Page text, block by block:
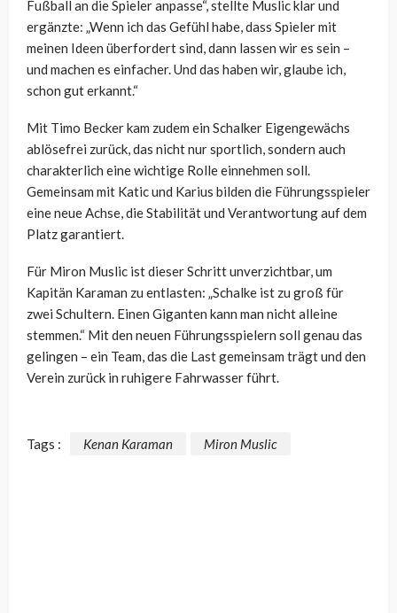
Fußball an die Spieler anpasse“, stellte Muslic klar und
ergänzte: „Wenn ich das Gefühl habe, dass Spieler mit
meinen Ideen überfordert sind, dann lassen wir es sein –
und machen es einfacher. Und das haben wir, glaube ich,
schon gut erkannt.“
Mit Timo Becker kam zudem ein Schalker Eigengewächs
ablösefrei zurück, das nicht nur sportlich, sondern auch
charakterlich eine wichtige Rolle einnehmen soll.
Gemeinsam mit Katic und Karius bilden die Führungsspieler
eine neue Achse, die Stabilität und Verantwortung auf dem
Platz garantiert.
Für Miron Muslic ist dieser Schritt unverzichtbar, um
Kapitän Karaman zu entlasten: „Schalke ist zu groß für
zwei Schultern. Einen Giganten kann man nicht alleine
stemmen.“ Mit den neuen Führungsspielern soll genau das
gelingen – ein Team, das die Last gemeinsam trägt und den
Verein zurück in ruhigere Fahrwasser führt.
Tags : Kenan Karaman Miron Muslic